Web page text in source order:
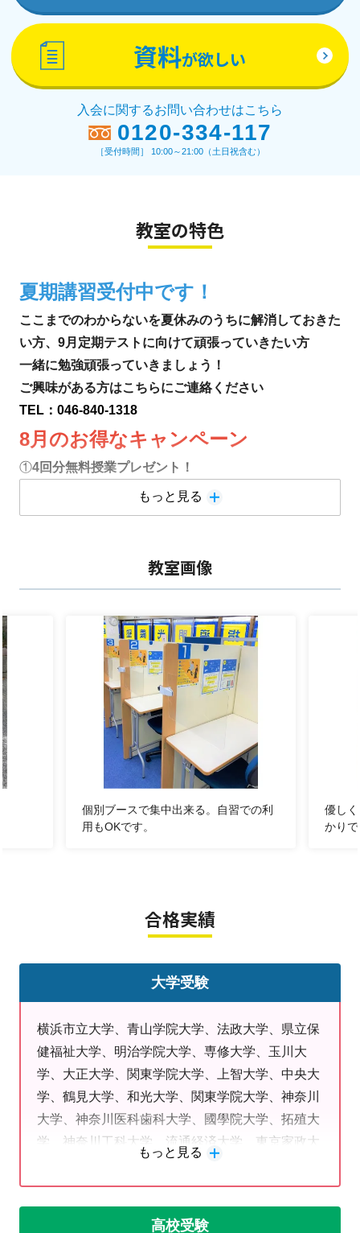
資料が欲しい
入会に関するお問い合わせはこちら
0120-334-117
［受付時間］ 10:00～21:00（土日祝含む）
教室の特色
夏期講習受付中です！
ここまでのわからないを夏休みのうちに解消しておきた
い方、9月定期テストに向けて頑張っていきたい方
一緒に勉強頑張っていきましょう！
ご興味がある方はこちらにご連絡ください
TEL：046-840-1318
8月のお得なキャンペーン
①4回分無料授業プレゼント！
紹介キャンペーン1000円分のデジタルギフトプレゼ
ント！
■今までの復習
■苦手科目・単元の克服
■定期テスト対策
個別だからこそ！ 一人一人に合うベストな学習
■学校内容をサポートしてほしい
■集団塾についていけない
■前学年に戻って学習したい
■予習したい
■自分から質問できない
■自習できる環境が欲しい
⇒ そんなあなた、「明光義塾向き」です！
一緒に悩みを解消しましょう！
まずは教室見学を兼ねて体験授業へ♪
もっと見る
教室画像
個別ブースで集中出来る。自習での利
用もOKです。
優し
かり
合格実績
大学受験
横浜市立大学、青山学院大学、法政大学、県立保
健福祉大学、明治学院大学、専修大学、玉川大
学、大正大学、関東学院大学、上智大学、中央大
学、鶴見大学、和光大学、関東学院大学、神奈川
大学、神奈川医科歯科大学、國學院大学、拓殖大
学、神奈川工科大学、流通経済大学、東京家政大
大学、帝京平成大学、日本大学、湘南医療鎌倉大
学、田園調布大学 順不同
もっと見る
高校受験